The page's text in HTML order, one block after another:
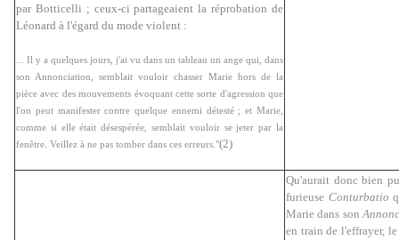
par Botticelli ; ceux-ci partageaient la réprobation de
Léonard à l'égard du mode violent :
... Il y a quelques jours, j'ai vu dans un tableau un ange qui, dans
son Annonciation, semblait vouloir chasser Marie hors de la
pièce avec des mouvements évoquant cette sorte d'agression que
l'on peut manifester contre quelque ennemi détesté ; et Marie,
comme si elle était désespérée, semblait vouloir se jeter par la
fenêtre. Veillez à ne pas tomber dans ces erreurs."(2)
Qu'aurait donc bien
furieuse Conturbatio
Marie dans son
en train de l'effrayer,